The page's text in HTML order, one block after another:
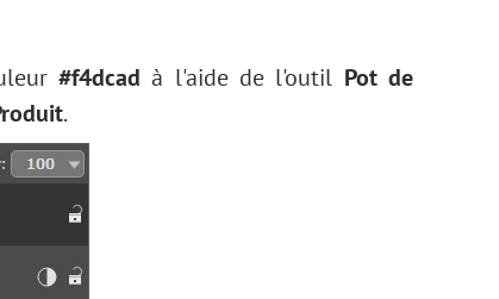
#f4dcad à l'aide de l'outil Pot de
.